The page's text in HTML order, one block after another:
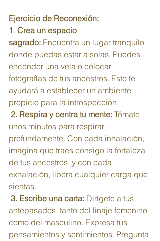
Ejercicio de Reconexión:
1. Crea un espacio
sagrado: Encuentra un lugar tranquilo
donde puedas estar a solas. Puedes
encender una vela o colocar
fotografías de tus ancestros. Esto te
ayudará a establecer un ambiente
propicio para la introspección.
2. Respira y centra tu mente: Tómate
unos minutos para respirar
profundamente. Con cada inhalación,
imagina que traes consigo la fortaleza
de tus ancestros, y con cada
exhalación, libera cualquier carga que
sientas.
3. Escribe una carta: Dirígete a tus
antepasados, tanto del linaje femenino
como del masculino. Expresa tus
pensamientos y sentimientos. Pregunta